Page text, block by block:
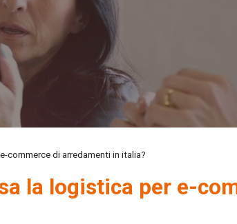
commerce di arredamenti in italia?
la logistica per e-